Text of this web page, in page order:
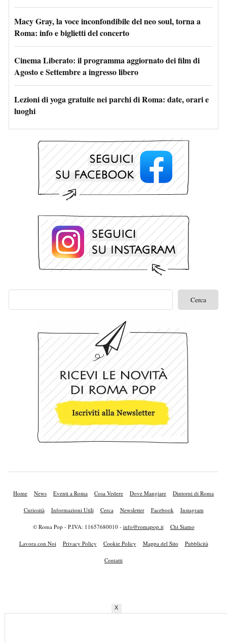
Macy Gray, la voce inconfondibile del neo soul, torna a
Roma: info e biglietti del concerto
Cinema Liberato: il programma aggiornato dei film di
Agosto e Settembre a ingresso libero
Lezioni di yoga gratuite nei parchi di Roma: date, orari e
luoghi
Home News Eventi a Roma Cosa Vedere Dove Mangiare Dintorni di Roma
Curiosità Informazioni Utili Cerca Newsletter Facebook Instagram
© Roma Pop - P.IVA: 11657680010 - info@romapop.it Chi Siamo
Lavora con Noi Privacy Policy Cookie Policy Mappa del Sito Pubblicità
Contatti
X